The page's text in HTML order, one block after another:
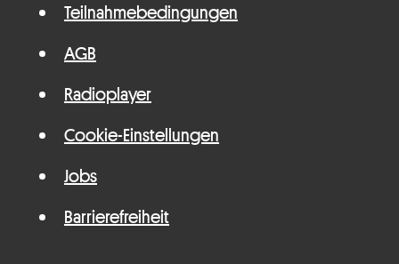
Teilnahmebedingungen
AGB
Radioplayer
Cookie-Einstellungen
Jobs
Barrierefreiheit